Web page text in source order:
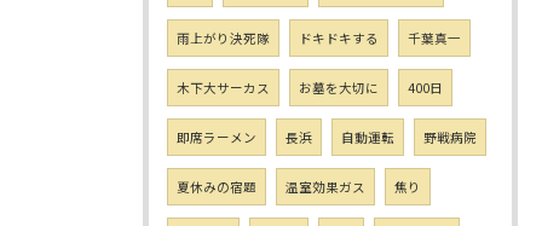
雨上がり決死隊 ドキドキする 千葉真一
木下大サーカス お墓を大切に 400日
即席ラーメン 長浜 自動運転 野戦病院
夏休みの宿題 温室効果ガス 焦り